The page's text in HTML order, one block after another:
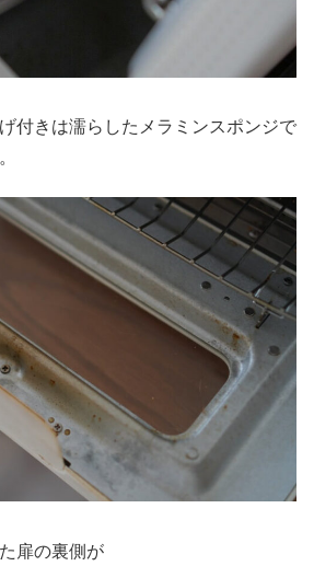
付きは濡らしたメラミンスポンジで
扉の裏側が